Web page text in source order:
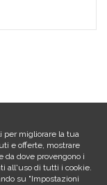
per migliorare la tua
e offerte, mostrare
da dove provengono i
all'uso di tutti i cookie.
su "Impostazioni